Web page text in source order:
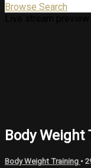
Browse Search
Body Weight
Body Weight Training •